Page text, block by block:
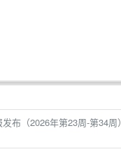
布（2026年第23周-第34周）